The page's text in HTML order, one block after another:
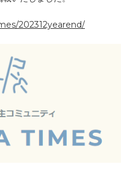
202312yearend/